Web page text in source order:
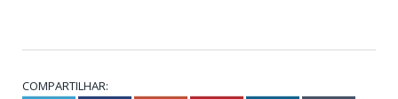
COMPARTILHAR: